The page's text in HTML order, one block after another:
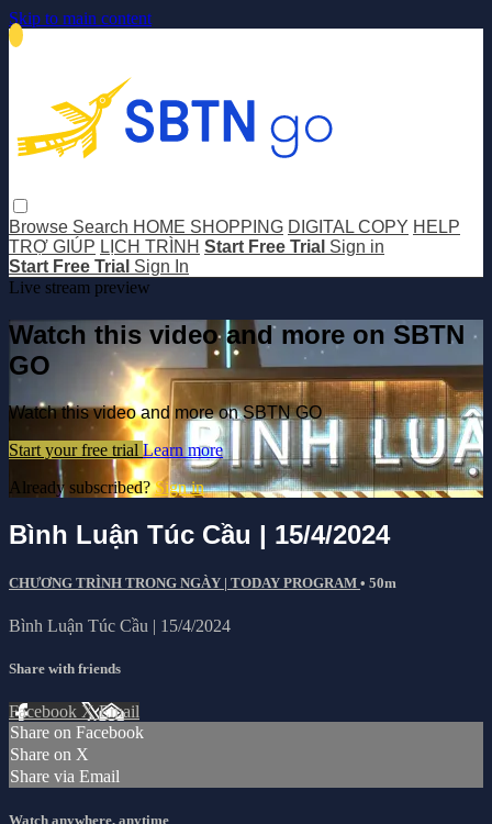
Skip to main content
Browse Search HOME SHOPPING DIGITAL COPY HELP
TRỢ GIÚP LỊCH TRÌNH Start Free Trial Sign in
Start Free Trial Sign In
Live stream preview
Watch this video and more on SBTN
GO
Watch this video and more on SBTN GO
Start your free trial Learn more
Already subscribed?Sign in
Bình Luận Túc Cầu | 15/4/2024
CHƯƠNG TRÌNH TRONG NGÀY | TODAY PROGRAM • 50m
Bình Luận Túc Cầu | 15/4/2024
Share with friends
Facebook XEmail
Share on Facebook
Share on X
Share via Email
Watch anywhere, anytime